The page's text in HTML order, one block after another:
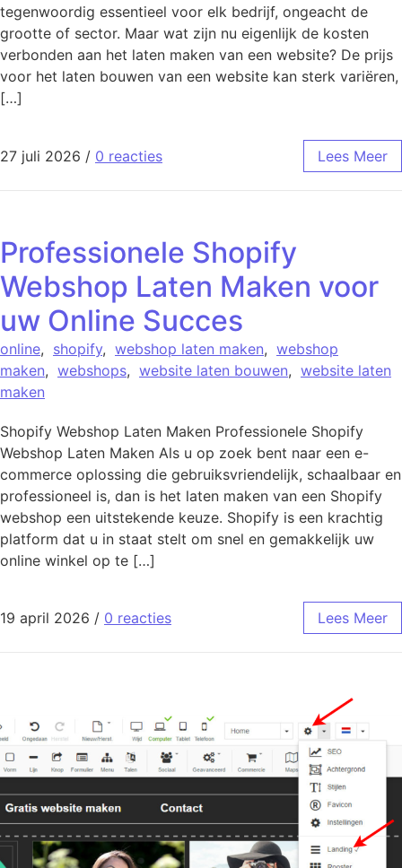
tegenwoordig essentieel voor elk bedrijf, ongeacht de
grootte of sector. Maar wat zijn nu eigenlijk de kosten
verbonden aan het laten maken van een website? De prijs
voor het laten bouwen van een website kan sterk variëren,
[…]
27 juli 2026 / 0 reacties Lees Meer
Professionele Shopify
Webshop Laten Maken voor
uw Online Succes
online, shopify, webshop laten maken, webshop
maken, webshops, website laten bouwen, website laten
maken
Shopify Webshop Laten Maken Professionele Shopify
Webshop Laten Maken Als u op zoek bent naar een e-
commerce oplossing die gebruiksvriendelijk, schaalbaar en
professioneel is, dan is het laten maken van een Shopify
webshop een uitstekende keuze. Shopify is een krachtig
platform dat u in staat stelt om snel en gemakkelijk uw
online winkel op te […]
19 april 2026 / 0 reacties Lees Meer